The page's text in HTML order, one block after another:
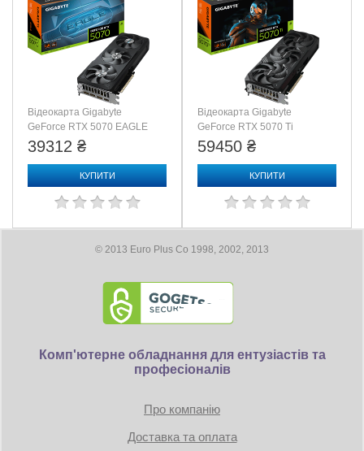
Відеокарта Gigabyte
GeForce RTX 5070 EAGLE
OC SFF 12G (GV-
39312 ₴
КУПИТИ
Відеокарта Gigabyte
GeForce RTX 5070 Ti
WINDFORCE OC SFF 16G
59450 ₴
КУПИТИ
© 2013 Euro Plus Co 1998, 2002, 2013
Комп'ютерне обладнання для ентузіастів та
професіоналів
Про компанію
Доставка та оплата